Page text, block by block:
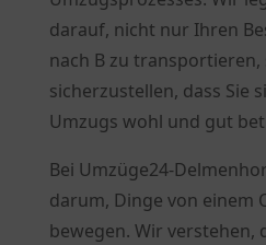
darauf, nicht nur Ihren
nach B zu
sicherzustellen, dass Sie
Umzugs wohl und gut
Bei Umzüge24-
darum, Dinge von einem
bewegen. Wir verstehen,